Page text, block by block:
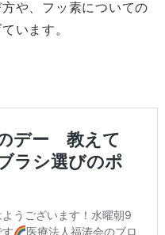
や、フッ素についての
います。